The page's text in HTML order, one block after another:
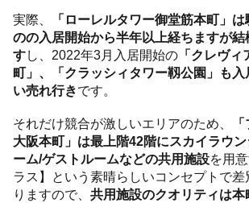
実際、
「ローレルタワー御堂筋本町」
のの入居開始から半年以上経ちますが結
すし、2022年3月入居開始の 「クレヴ
町」、「クラッシィタワー靱公園」も入
い売れ行きです。
それだけ競合が激しいエリアのため、
大阪本町」は最上階42階にスカイラウ
ーム/ゲストルームなどの共用施設を用
ラス】という素晴らしいコンセプトで差
りますので、共用施設のクオリティは